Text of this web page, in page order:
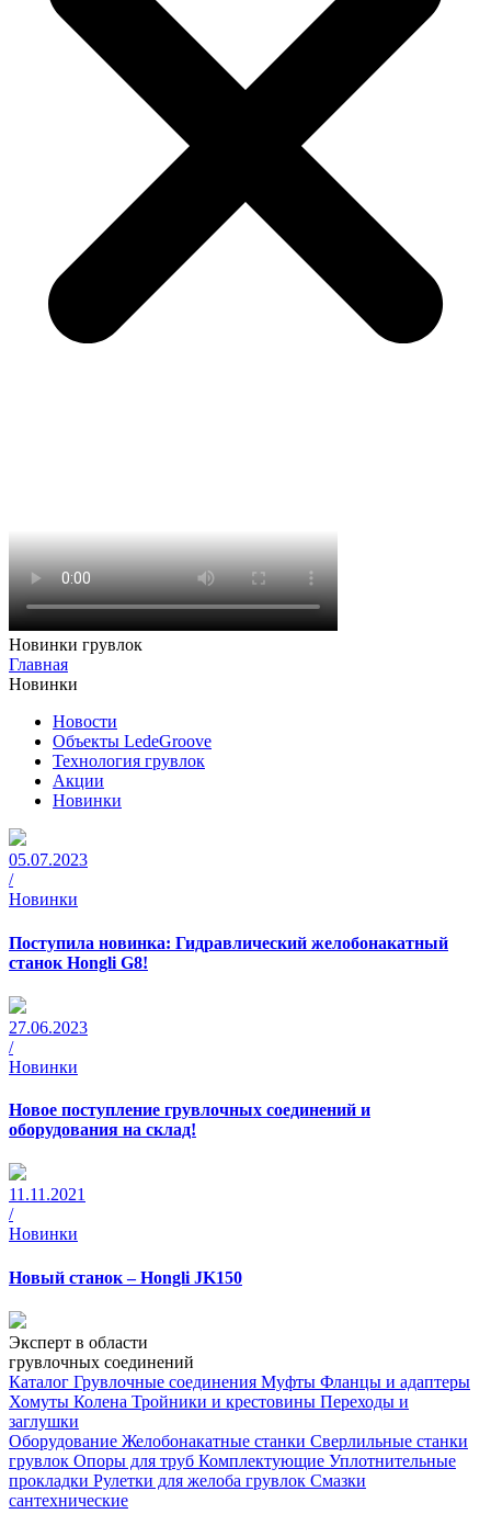
Новинки грувлок
Главная
Новинки
Новости
Объекты LedeGroove
Технология грувлок
Акции
Новинки
05.07.2023
/
Новинки
Поступила новинка: Гидравлический желобонакатный
станок Hongli G8!
27.06.2023
/
Новинки
Новое поступление грувлочных соединений и
оборудования на cклад!
11.11.2021
/
Новинки
Новый станок – Hongli JK150
Эксперт в области
грувлочных соединений
Каталог Грувлочные соединения Муфты Фланцы и адаптеры
Хомуты Колена Тройники и крестовины Переходы и
заглушки
Оборудование Желобонакатные станки Сверлильные станки
грувлок Опоры для труб Комплектующие Уплотнительные
прокладки Рулетки для желоба грувлок Смазки
сантехнические